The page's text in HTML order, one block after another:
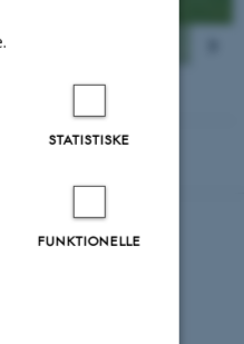
STATISTISKE
FUNKTIONELLE